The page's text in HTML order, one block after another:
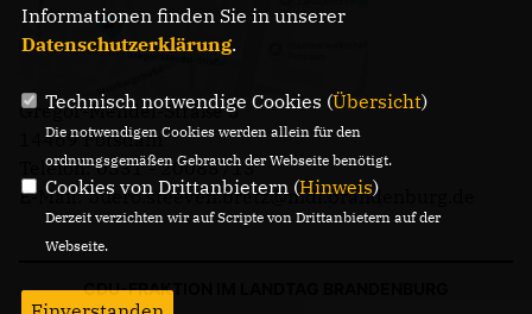
Gregor-Mendel-Straße 3
14469 Potsdam
Telefon: 0331 - 20085713
E-Mail: buero.steeven.bretz@mdl.brandenburg.de
CDU-FRAKTION IM LANDTAG BRANDENBURG
Informationen finden Sie in unserer
Datenschutzerklärung.
Technisch notwendige Cookies (Übersicht)
Die notwendigen Cookies werden allein für den
ordnungsgemäßen Gebrauch der Webseite benötigt.
Cookies von Drittanbietern (Hinweis)
Derzeit verzichten wir auf Scripte von Drittanbietern auf der
Webseite.